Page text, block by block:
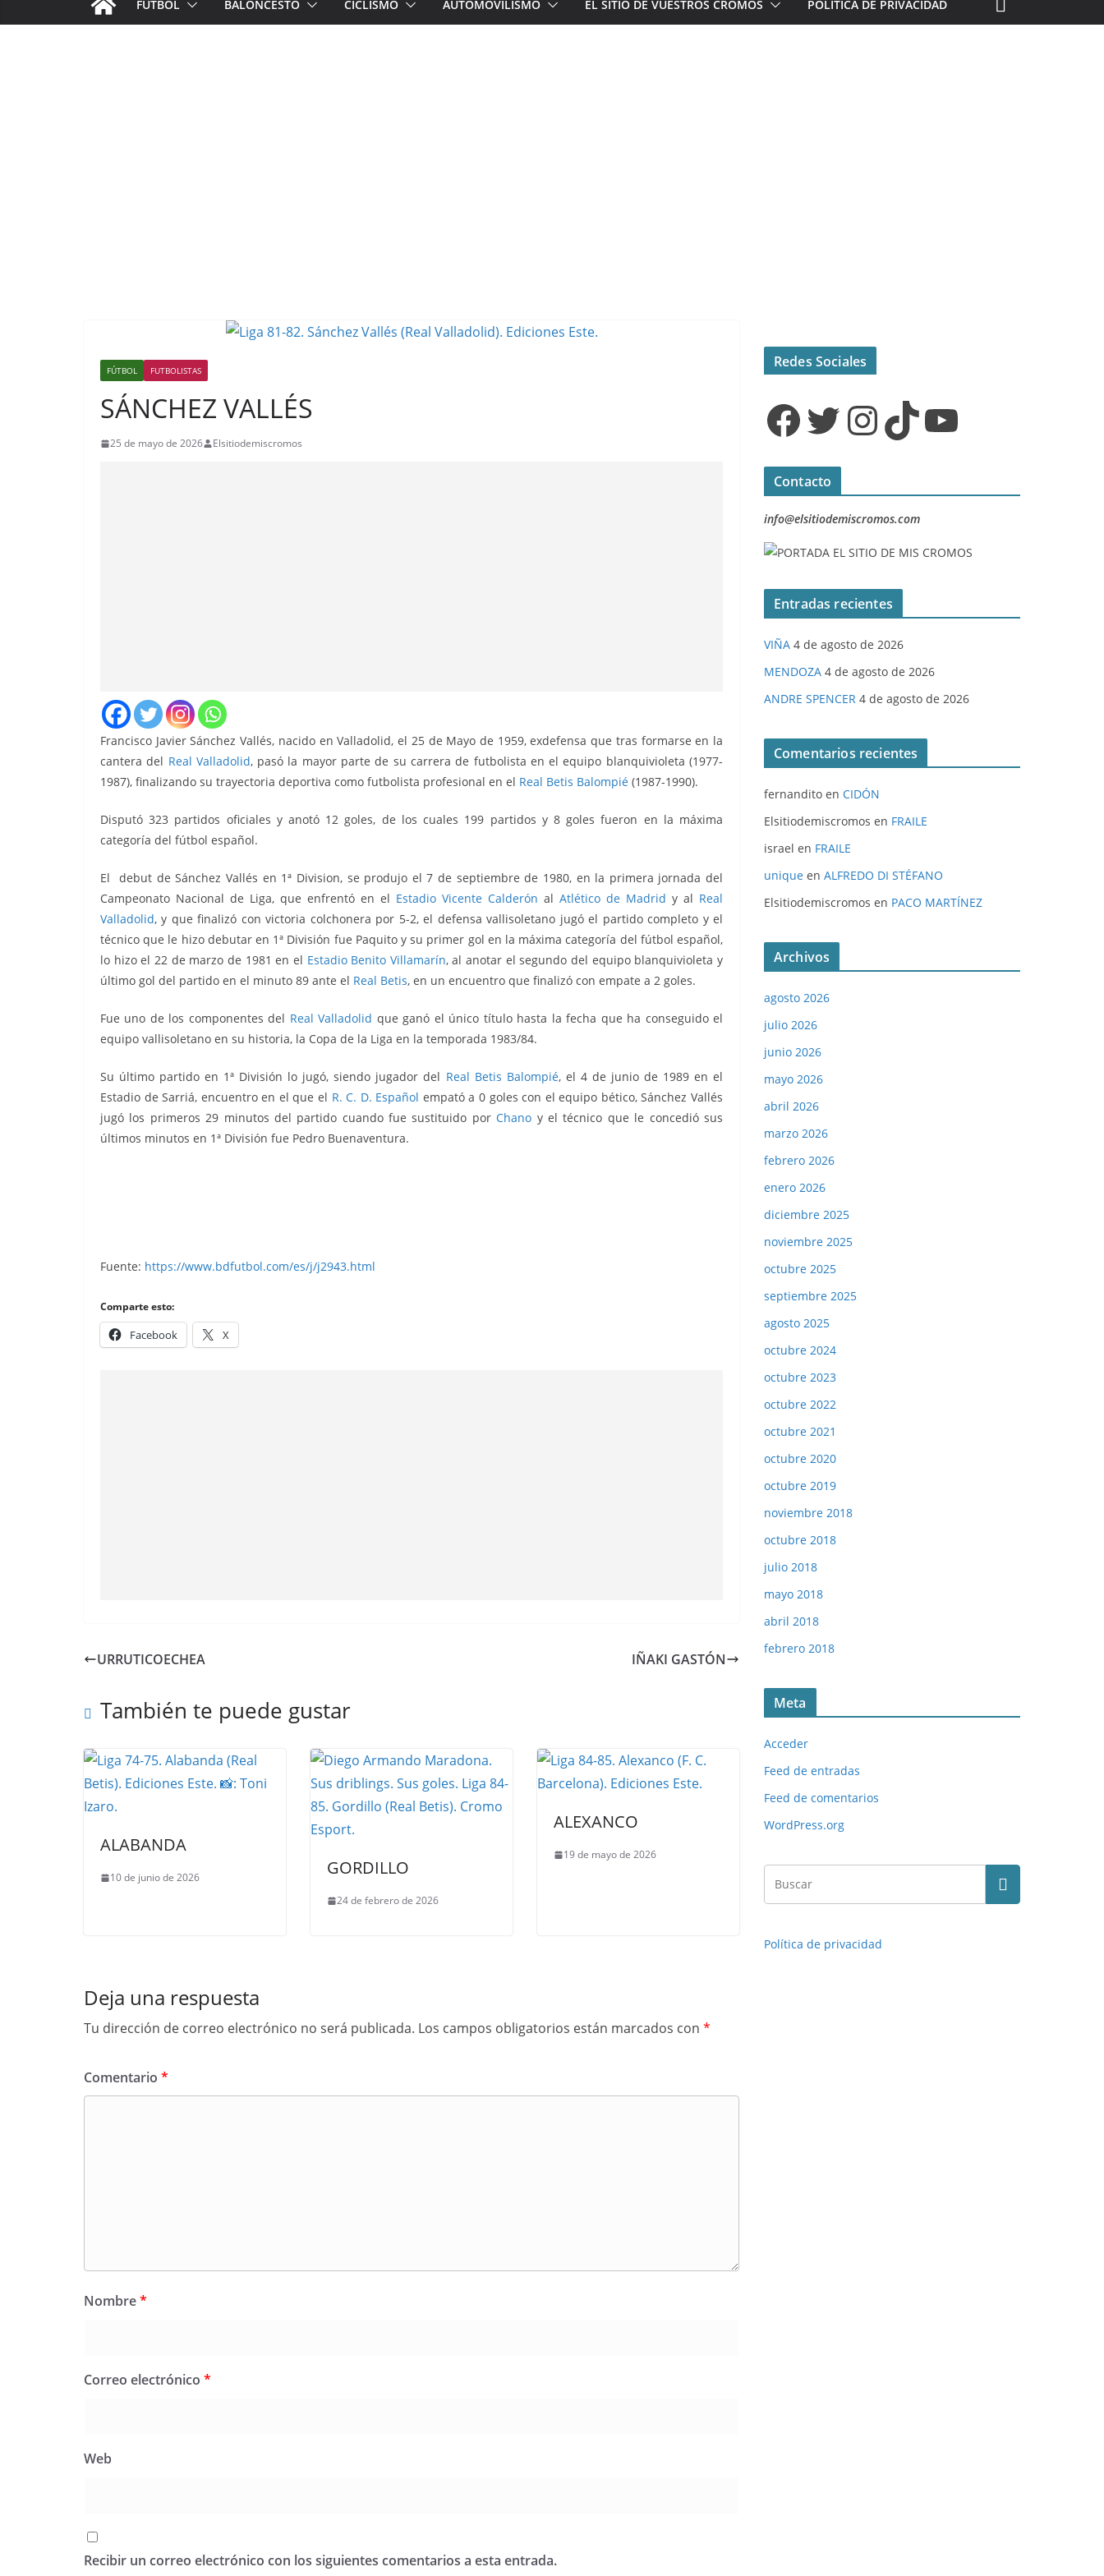
FÚTBOL BALONCESTO CICLISMO AUTOMOVILISMO EL SITIO DE VUESTROS CROMOS POLÍTICA DE PRIVACIDAD
FÚTBOL FUTBOLISTAS
SÁNCHEZ VALLÉS
25 de mayo de 2026 Elsitiodemiscromos
Francisco Javier Sánchez Vallés, nacido en Valladolid, el 25 de Mayo de 1959, exdefensa que tras formarse en la
cantera del Real Valladolid, pasó la mayor parte de su carrera de futbolista en el equipo blanquivioleta (1977-
1987), finalizando su trayectoria deportiva como futbolista profesional en el Real Betis Balompié (1987-1990).
Disputó 323 partidos oficiales y anotó 12 goles, de los cuales 199 partidos y 8 goles fueron en la máxima
categoría del fútbol español.
El debut de Sánchez Vallés en 1ª Division, se produjo el 7 de septiembre de 1980, en la primera jornada del
Campeonato Nacional de Liga, que enfrentó en el Estadio Vicente Calderón al Atlético de Madrid y al Real
Valladolid, y que finalizó con victoria colchonera por 5-2, el defensa vallisoletano jugó el partido completo y el
técnico que le hizo debutar en 1ª División fue Paquito y su primer gol en la máxima categoría del fútbol español,
lo hizo el 22 de marzo de 1981 en el Estadio Benito Villamarín, al anotar el segundo del equipo blanquivioleta y
último gol del partido en el minuto 89 ante el Real Betis, en un encuentro que finalizó con empate a 2 goles.
Fue uno de los componentes del Real Valladolid que ganó el único título hasta la fecha que ha conseguido el
equipo vallisoletano en su historia, la Copa de la Liga en la temporada 1983/84.
Su último partido en 1ª División lo jugó, siendo jugador del Real Betis Balompié, el 4 de junio de 1989 en el
Estadio de Sarriá, encuentro en el que el R. C. D. Español empató a 0 goles con el equipo bético, Sánchez Vallés
jugó los primeros 29 minutos del partido cuando fue sustituido porChano y el técnico que le concedió sus
últimos minutos en 1ª División fue Pedro Buenaventura.
Liga 81-82. Ediciones Este.
Fuente: https://www.bdfutbol.com/es/j/j2943.html
Comparte esto:
Facebook X
URRUTICOECHEA IÑAKI GASTÓN
También te puede gustar
ALABANDA
10 de junio de 2026 GORDILLO
24 de febrero de 2026
ALEXANCO
19 de mayo de 2026
Deja una respuesta
Tu dirección de correo electrónico no será publicada. Los campos obligatorios están marcados con *
Comentario *
Nombre*
Correo electrónico *
Web
Recibir un correo electrónico con los siguientes comentarios a esta entrada.
Redes Sociales
Facebook Twitter InstagramTikTok YouTube
Contacto
info@elsitiodemiscromos.com
Entradas recientes
VIÑA 4 de agosto de 2026
MENDOZA 4 de agosto de 2026
ANDRE SPENCER 4 de agosto de 2026
Comentarios recientes
fernandito en CIDÓN
Elsitiodemiscromos en FRAILE
israel en FRAILE
unique en ALFREDO DI STÉFANO
Elsitiodemiscromos en PACO MARTÍNEZ
Archivos
agosto 2026
julio 2026
junio 2026
mayo 2026
abril 2026
marzo 2026
febrero 2026
enero 2026
diciembre 2025
noviembre 2025
octubre 2025
septiembre 2025
agosto 2025
octubre 2024
octubre 2023
octubre 2022
octubre 2021
octubre 2020
octubre 2019
noviembre 2018
octubre 2018
julio 2018
mayo 2018
abril 2018
febrero 2018
Meta
Acceder
Feed de entradas
Feed de comentarios
WordPress.org
Política de privacidad